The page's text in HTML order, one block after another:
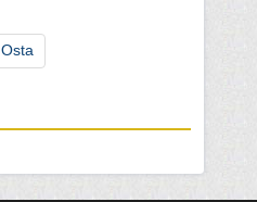
Osta